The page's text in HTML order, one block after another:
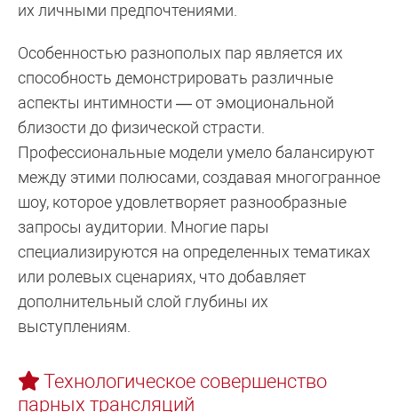
их личными предпочтениями.
Особенностью разнополых пар является их
способность демонстрировать различные
аспекты интимности — от эмоциональной
близости до физической страсти.
Профессиональные модели умело балансируют
между этими полюсами, создавая многогранное
шоу, которое удовлетворяет разнообразные
запросы аудитории. Многие пары
специализируются на определенных тематиках
или ролевых сценариях, что добавляет
дополнительный слой глубины их
выступлениям.
Технологическое совершенство
парных трансляций